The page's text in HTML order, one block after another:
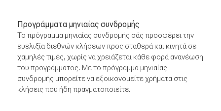
Προγράμματα μηνιαίας συνδρομής
Το πρόγραμμα μηνιαίας συνδρομής σάς προσφέρει την
ευελιξία διεθνών κλήσεων προς σταθερά και κινητά σε
χαμηλές τιμές, χωρίς να χρειάζεται κάθε φορά ανανέωση
του προγράμματος. Με το πρόγραμμα μηνιαίας
συνδρομής μπορείτε να εξοικονομείτε χρήματα στις
κλήσεις που ήδη πραγματοποιείτε.